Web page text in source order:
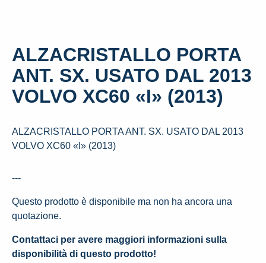
ALZACRISTALLO PORTA
ANT. SX. USATO DAL 2013
VOLVO XC60 «I» (2013)
ALZACRISTALLO PORTA ANT. SX. USATO DAL 2013
VOLVO XC60 «I» (2013)
---
Questo prodotto è disponibile ma non ha ancora una
quotazione.
Contattaci per avere maggiori informazioni sulla
disponibilità di questo prodotto!